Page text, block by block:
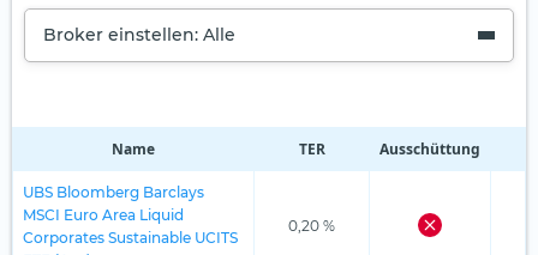
Broker einstellen: Alle
Name TER Ausschüttung
UBS Bloomberg Barclays
MSCI Euro Area Liquid
Corporates Sustainable UCITS
0,20 %